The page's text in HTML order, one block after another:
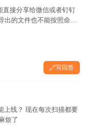
直接分享给微信或者钉钉
出的文件也不能按照命名
写回答
上线？ 现在每次扫描都要
烦了